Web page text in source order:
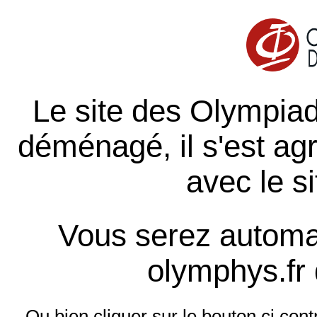
Le site des
déménagé, il s'est
avec le
Vous serez
olymphys.fr